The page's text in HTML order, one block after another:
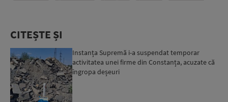
CITEȘTE ȘI
Instanța Supremă i-a suspendat temporar
activitatea unei firme din Constanța, acuzate că
îngropa deșeuri